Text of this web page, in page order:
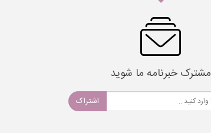
مشترک خبرنامه ما شوید
اشتراک